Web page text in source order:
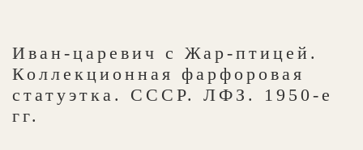
Иван-царевич с Жар-птицей.
Коллекционная фарфоровая
статуэтка. СССР. ЛФЗ. 1950-е
гг.